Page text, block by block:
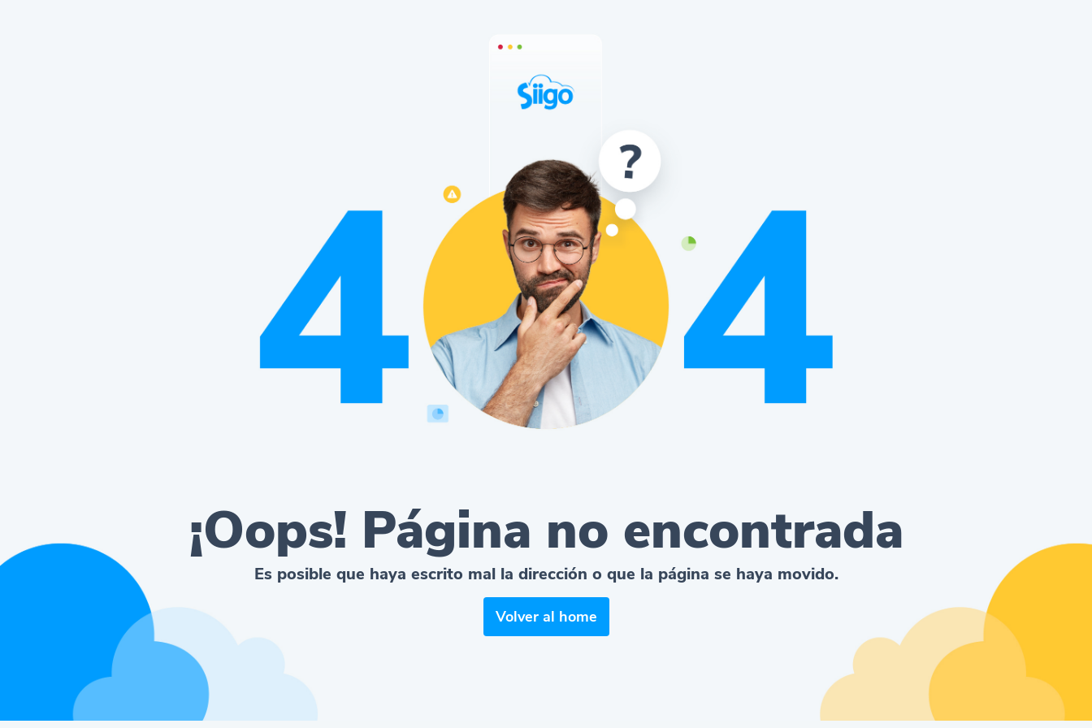
¡Oops! Página no encontrada
Es posible que haya escrito mal la dirección o que la página se haya movido.
Volver al home